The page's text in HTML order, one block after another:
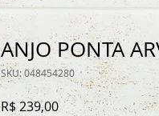
ANJO PONTA
SKU: 048454280
R$ 239,00Preço